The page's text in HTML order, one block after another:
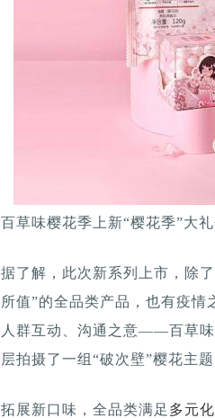
百草味樱花季上新“樱花季”大礼
据了解，此次新系列上市，除
所值”的全品类产品，也有疫情
人群互动、沟通之意——百草味
层拍摄了一组“破次壁”樱花主
拓展新口味，全品类满足 多元